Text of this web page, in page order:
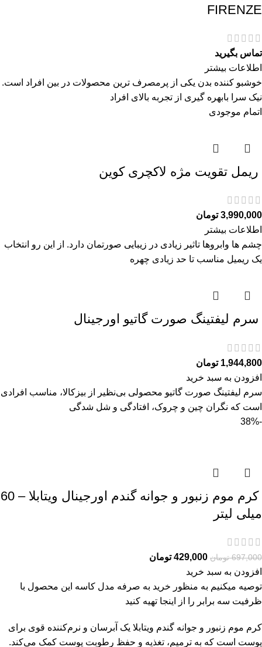
FIRENZE
تماس بگیرید
اطلاعات بیشتر
خوشبو کننده بدن یکی از پرمصرف ترین محصولات در بین افراد است.
نیک سرا بابهره گیری از تجربه بالای افراد
اتمام موجودی
ريمل تقويت مژه لاكچری كوين
3,990,000 تومان
اطلاعات بیشتر
چشم ها وابروها تاثیر زیادی در زیبایی صورتمان دارد. از این رو انتخاب
یک ریمیل مناسب تا حد زیادی چهره
سرم ليفتينگ صورت گاتیو اورجینال
1,944,800 تومان
افزودن به سبد خرید
سرم ليفتينگ صورت گاتیو محصولی بی‌نظیر از بیزکالا، مناسب افرادی
است که نگران چین و چروک، افتادگی و شل‌ شدگی
-38%
کرم موم زنبور و جوانه گندم اورجینال ویتابلا – 60
میلی لیتر
697,000 تومان 429,000 تومان
افزودن به سبد خرید
توصیه میکنیم به منظور خرید به صرفه مدل کاسه این محصول با
ظرفیت سه برابر را از
اینجا تهیه کنید
کرم موم زنبور و جوانه گندم ویتابلا یک آبرسان و نرم‌کننده قوی برای
پوست است که به ترمیم، تغذیه و حفظ رطوبت پوست کمک می‌کند.